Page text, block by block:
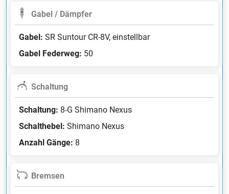
Gabel / Dämpfer
Gabel: SR Suntour CR-8V, einstellbar
Gabel Federweg: 50
Schaltung
Schaltung: 8-G Shimano Nexus
Schalthebel: Shimano Nexus
Anzahl Gänge: 8
Bremsen